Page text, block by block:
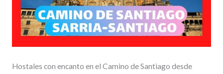
Hostales con encanto en el Camino de Santiago desde